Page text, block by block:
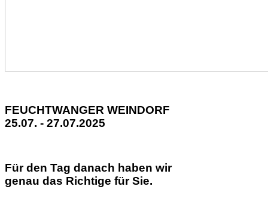
FEUCHTWANGER WEINDORF
25.07. - 27.07.2025
Für den Tag danach haben wir
genau das Richtige für Sie.